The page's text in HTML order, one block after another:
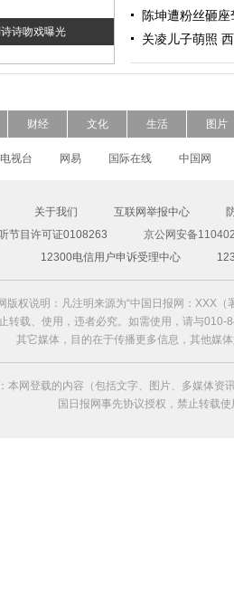
诗诗吻戏曝光
春夏形象大片
陈坤遭粉丝砸
关凌儿子萌照
财经 文化 生活 图片
视台 网易 国际在线 中国网
关于我们 互联网举报中心
节目许可证0108263
京公网安备
12300电信用户申诉受理中心
版权说明：凡注明来源为“中国日报网：XXX
转载、使用，违者必究。如需使用，请与010-
其它媒体，目的在于传播更多信息，其他媒
本网登载的内容（包括文字、图片、多媒体
国日报网事先协议授权，禁止转载